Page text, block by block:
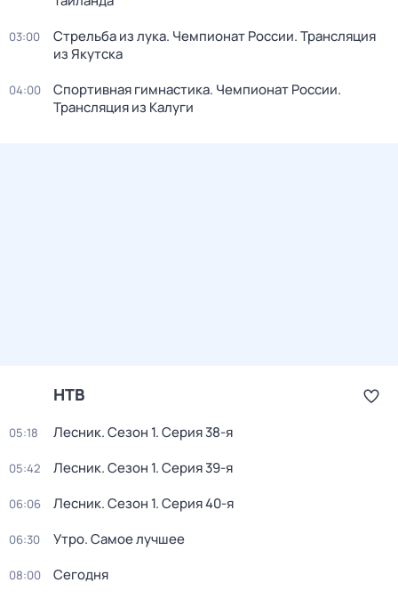
03:00
Стрельба из лука. Чемпионат России. Трансляция
из Якутска
04:00
Спортивная гимнастика. Чемпионат России.
Трансляция из Калуги
НТВ
05:18 Лесник. Сезон 1. Серия 38-я
05:42 Лесник. Сезон 1. Серия 39-я
06:06 Лесник. Сезон 1. Серия 40-я
06:30 Утро. Самое лучшее
08:00 Сегодня